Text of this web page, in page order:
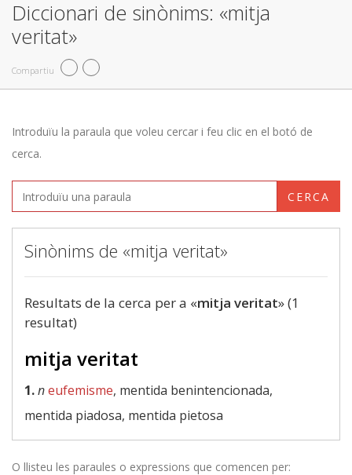
Diccionari de sinònims: «mitja
veritat»
Compartiu
Introduïu la paraula que voleu cercar i feu clic en el botó de
cerca.
CERCA
Sinònims de «mitja veritat»
Resultats de la cerca per a «mitja veritat» (1
resultat)
mitja veritat
1.neufemisme, mentida benintencionada,
mentida piadosa, mentida pietosa
O llisteu les paraules o expressions que comencen per: